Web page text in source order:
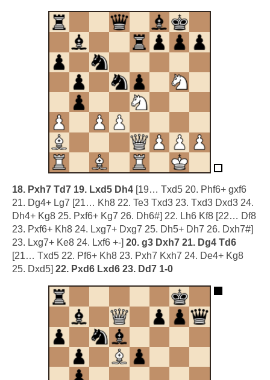
18. Pxh7 Td7 19. Lxd5 Dh4 [19… Txd5 20. Phf6+ gxf6
21. Dg4+ Lg7 [21… Kh8 22. Te3 Txd3 23. Txd3 Dxd3 24.
Dh4+ Kg8 25. Pxf6+ Kg7 26. Dh6#] 22. Lh6 Kf8 [22… Df8
23. Pxf6+ Kh8 24. Lxg7+ Dxg7 25. Dh5+ Dh7 26. Dxh7#]
23. Lxg7+ Ke8 24. Lxf6 +-] 20. g3 Dxh7 21. Dg4 Td6
[21… Txd5 22. Pf6+ Kh8 23. Pxh7 Kxh7 24. De4+ Kg8
25. Dxd5] 22. Pxd6 Lxd6 23. Dd7 1-0